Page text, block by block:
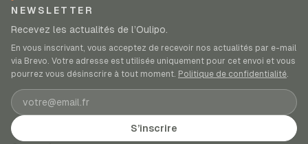
NEWSLETTER
Recevez les actualités de l’Oulipo.
En vous inscrivant, vous acceptez de recevoir nos actualités par e-mail
via Brevo. Votre adresse est utilisée uniquement pour cet envoi et vous
pourrez vous désinscrire à tout moment. Politique de confidentialité.
Adresse e-mail
S’inscrire